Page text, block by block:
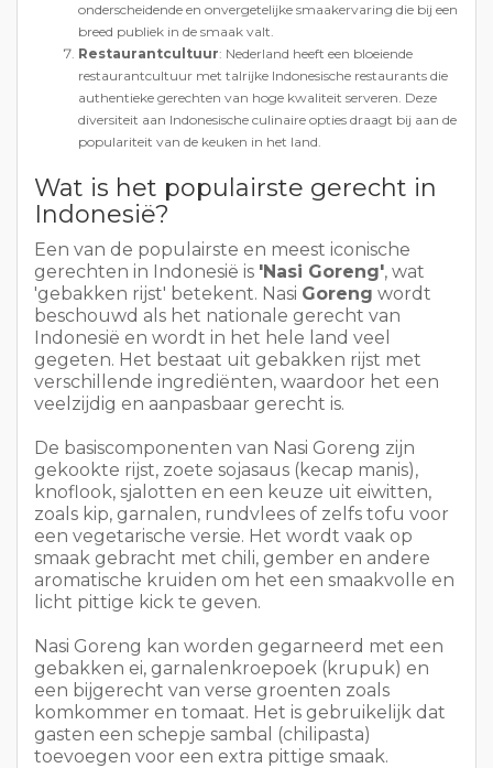
onderscheidende en onvergetelijke smaakervaring die bij een
breed publiek in de smaak valt.
Restaurantcultuur: Nederland heeft een bloeiende
restaurantcultuur met talrijke Indonesische restaurants die
authentieke gerechten van hoge kwaliteit serveren. Deze
diversiteit aan Indonesische culinaire opties draagt bij aan de
populariteit van de keuken in het land.
Wat is het populairste gerecht in
Indonesië?
Een van de populairste en meest iconische
gerechten in Indonesië is 'Nasi Goreng', wat
'gebakken rijst' betekent. Nasi Goreng wordt
beschouwd als het nationale gerecht van
Indonesië en wordt in het hele land veel
gegeten. Het bestaat uit gebakken rijst met
verschillende ingrediënten, waardoor het een
veelzijdig en aanpasbaar gerecht is.
De basiscomponenten van Nasi Goreng zijn
gekookte rijst, zoete sojasaus (kecap manis),
knoflook, sjalotten en een keuze uit eiwitten,
zoals kip, garnalen, rundvlees of zelfs tofu voor
een vegetarische versie. Het wordt vaak op
smaak gebracht met chili, gember en andere
aromatische kruiden om het een smaakvolle en
licht pittige kick te geven.
Nasi Goreng kan worden gegarneerd met een
gebakken ei, garnalenkroepoek (krupuk) en
een bijgerecht van verse groenten zoals
komkommer en tomaat. Het is gebruikelijk dat
gasten een schepje sambal (chilipasta)
toevoegen voor een extra pittige smaak.